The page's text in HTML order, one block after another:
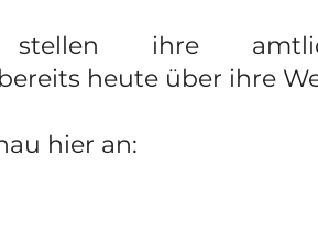
ihre
heute über ihre
hier an: